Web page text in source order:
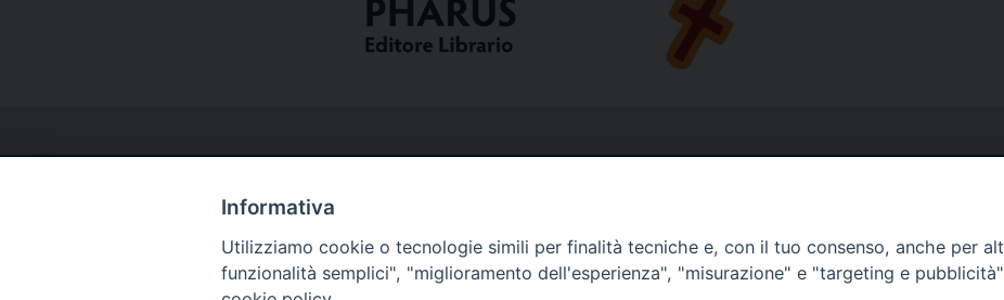
Informativa
Utilizziamo cookie o tecnologie simili per finalità tecniche e, con il tuo consenso, anche per
funzionalità semplici", "miglioramento dell'esperienza", "misurazione" e "targeting e